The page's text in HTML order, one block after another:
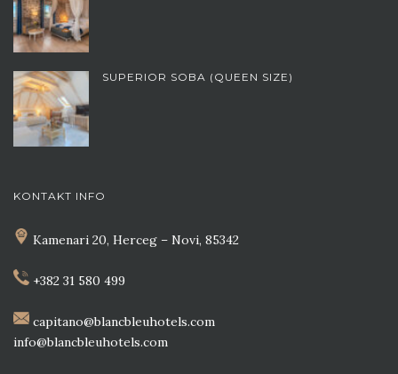
SUPERIOR SOBA (QUEEN SIZE)
KONTAKT INFO
Kamenari 20, Herceg – Novi, 85342
+382 31 580 499
capitano@blancbleuhotels.com
info@blancbleuhotels.com